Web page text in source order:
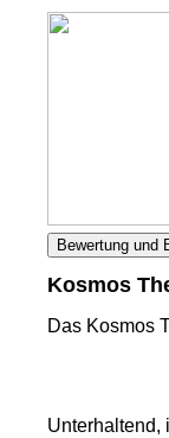
Bewertung und
Kosmos
Das Kosmos
Unterhaltend,